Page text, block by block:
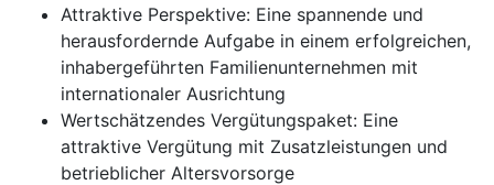
Attraktive Perspektive: Eine spannende und
herausfordernde Aufgabe in einem erfolgreichen,
inhabergeführten Familienunternehmen mit
internationaler Ausrichtung
Wertschätzendes Vergütungspaket: Eine
attraktive Vergütung mit Zusatzleistungen und
betrieblicher Altersvorsorge